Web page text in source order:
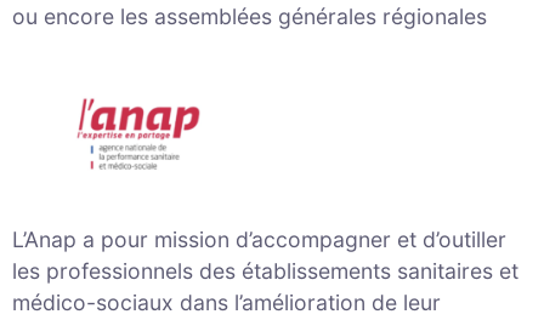
ou encore les assemblées générales régionales
L’Anap a pour mission d’accompagner et d’outiller
les professionnels des établissements sanitaires et
médico-sociaux dans l’amélioration de leur